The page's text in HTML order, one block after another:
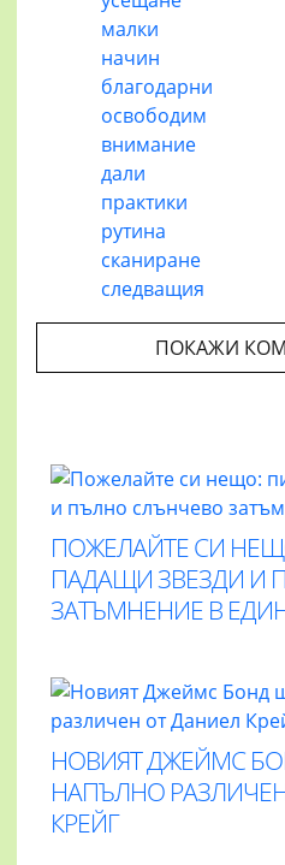
малки
начин
благодарни
освободим
внимание
дали
практики
рутина
сканиране
следващия
ПОКАЖИ
ПОЖЕЛАЙТЕ СИ
ПАДАЩИ ЗВЕЗДИ И
ЗАТЪМНЕНИЕ В
НОВИЯТ ДЖЕЙМС
НАПЪЛНО
КРЕЙГ